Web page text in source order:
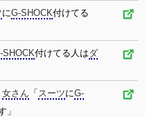
にG-SHOCK付けてる
SHOCK付けてる人はダ
女さん 「 スーツにG-
」